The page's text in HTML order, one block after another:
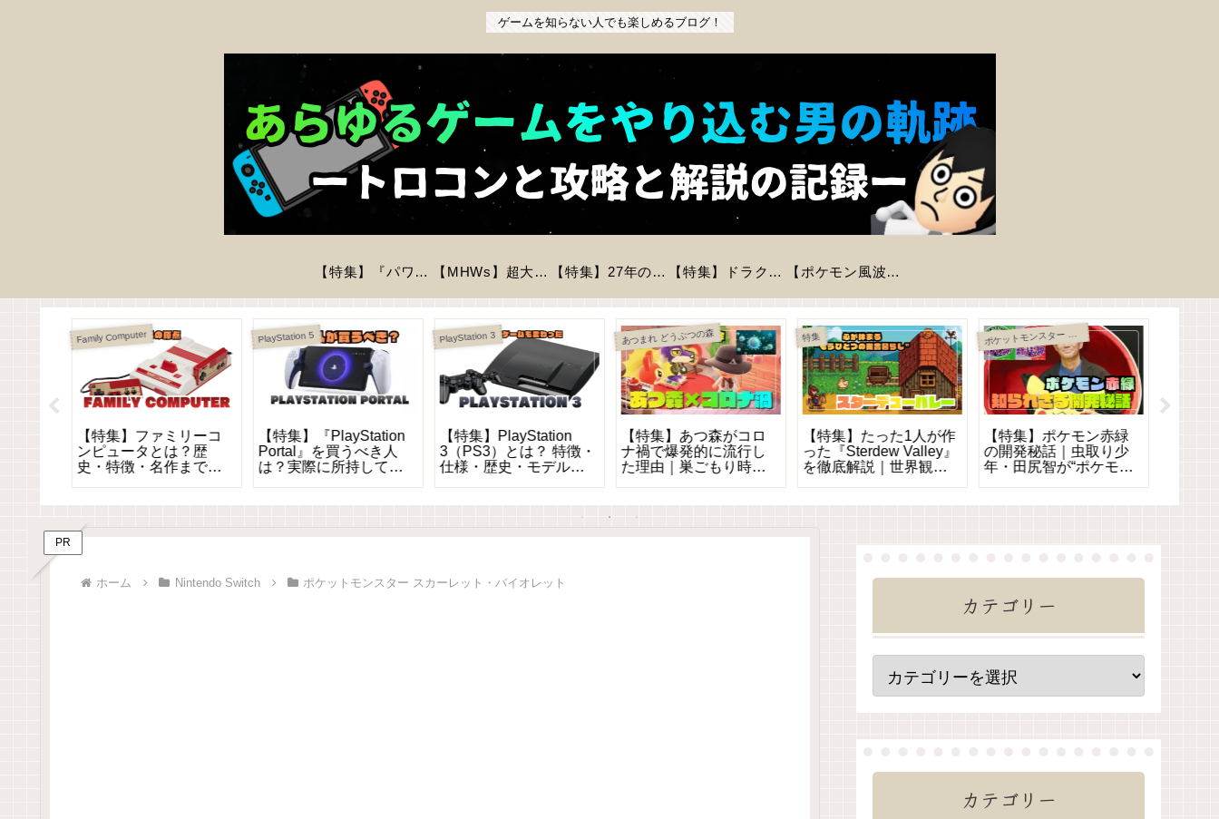
ゲームを知らない人でも楽しめるブログ！
【特集】『パワフルプロ野球2026-2027』前作からの変更点と新モードを徹底解説！初心者も安心の進化とは？ 【MHWs】超大型拡張コンテンツ「アセンダンス」が2027年に登場！全貌と新要素を徹底解説 【特集】27年の時を経てリメイク「バイオハザードREベロニカ」が登場！気になる情報をピックアップ！ 【特集】ドラクエモンスターズ4が今冬に発売決定！登場モンスター数は？判明している情報まとめ 【ポケモン風波】現時点で判明している登場ポケモン一覧
Family Computer
【特集】ファミリーコ
ンピュータとは？歴
史・特徴・名作まで丸
PlayStation 5
【特集】『PlayStation
Portal』を買うべき人
は？実際に所持してい
PlayStation 3
【特集】PlayStation
3（PS3）とは？ 特徴・
仕様・歴史・モデル比
あつまれ どうぶつの森
【特集】あつ森がコロ
ナ禍で爆発的に流行し
た理由｜巣ごもり時代
特集
【特集】たった1人が作
った『Sterdew Valley』
を徹底解説｜世界観・
ポ
ケットモンスター 赤・緑
【特集】ポケモン赤緑
の開発秘話｜虫取り少
年・田尻智が“ポケモ
PR
ホーム Nintendo Switch ポケットモンスター スカーレット・バイオレット
カテゴリー
カテゴリー